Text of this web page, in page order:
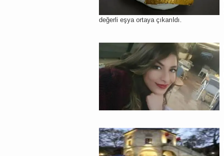
değerli eşya ortaya çıkarıldı.